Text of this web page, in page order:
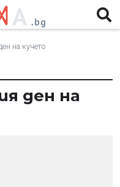
на кучето
ден на